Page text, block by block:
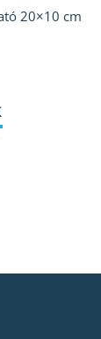
20×10 cm